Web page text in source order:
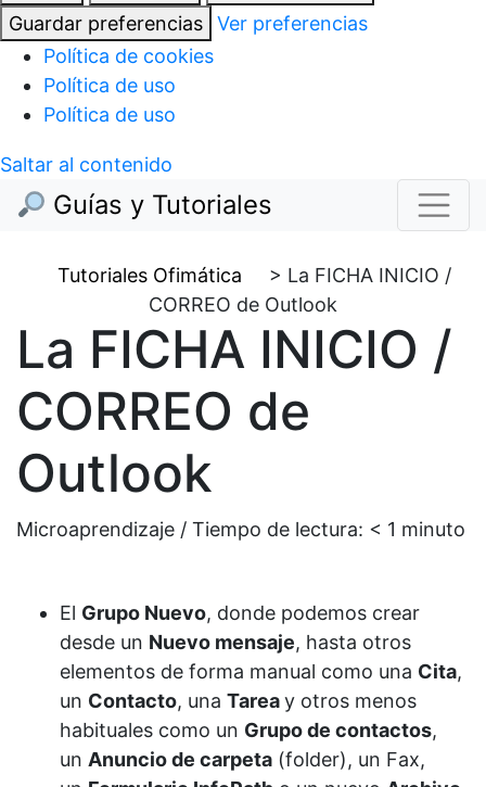
Guardar preferencias
Ver preferencias
Política de cookies
Política de uso
Política de uso
Saltar al contenido
Guías y Tutoriales
Tutoriales Ofimática > La FICHA INICIO /
CORREO de Outlook
La FICHA INICIO /
CORREO de
Outlook
Microaprendizaje / Tiempo de lectura: < 1 minuto
El Grupo Nuevo, donde podemos crear
desde un Nuevo mensaje, hasta otros
elementos de forma manual como una Cita,
un Contacto, una Tareay otros menos
habituales como un Grupo de contactos,
un Anuncio de carpeta (folder), un Fax,